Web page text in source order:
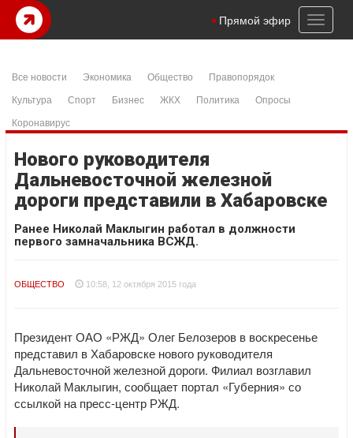
Toggle
Прямой эфир
Все новости Экономика Общество
Правопорядок
Культура
Спорт Бизнес ЖКХ Политика
Опросы
Коронавирус
Нового руководителя
Дальневосточной железной
дороги представили в Хабаровске
Ранее Николай Маклыгин работал в должности
первого замначальника ВСЖД.
ОБЩЕСТВО 10:58, 12 октября 2015 года
Президент ОАО «РЖД» Олег Белозеров в воскресенье
представил в Хабаровске нового руководителя
Дальневосточной железной дороги. Филиал возглавил
Николай Маклыгин, сообщает портал «Губерния» со
ссылкой на пресс-центр РЖД.